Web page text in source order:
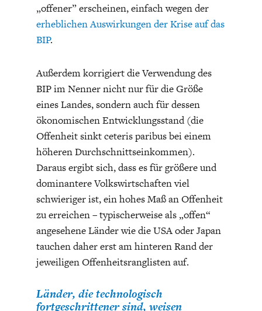
„offener” erscheinen, einfach wegen der
erheblichen Auswirkungen der Krise auf das
BIP.
Außerdem korrigiert die Verwendung des
BIP im Nenner nicht nur für die Größe
eines Landes, sondern auch für dessen
ökonomischen Entwicklungsstand (die
Offenheit sinkt ceteris paribus bei einem
höheren Durchschnittseinkommen).
Daraus ergibt sich, dass es für größere und
dominantere Volkswirtschaften viel
schwieriger ist, ein hohes Maß an Offenheit
zu erreichen – typischerweise als „offen“
angesehene Länder wie die USA oder Japan
tauchen daher erst am hinteren Rand der
jeweiligen Offenheitsranglisten auf.
Länder, die technologisch
fortgeschrittener sind, weisen